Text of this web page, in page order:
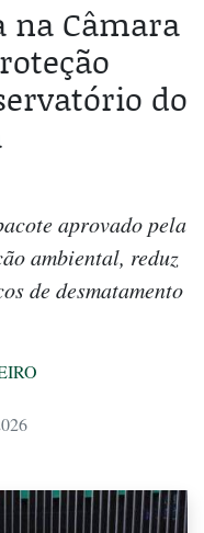
Câmara
do
aprovado pela
ambiental, reduz
de desmatamento